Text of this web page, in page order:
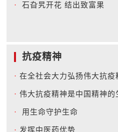
· 石旮旯开花 结出致富果
抗疫精神
· 在全社会大力弘扬伟大抗疫
· 伟大抗疫精神是中国精神的
· 用生命守护生命
· 发挥中医药优势